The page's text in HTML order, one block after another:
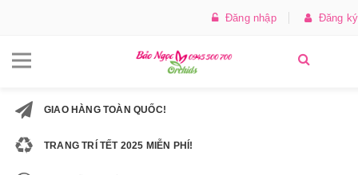
Đăng nhập Đăng ký
GIAO HÀNG TOÀN QUỐC!
TRANG TRÍ TẾT 2025 MIỄN PHÍ!